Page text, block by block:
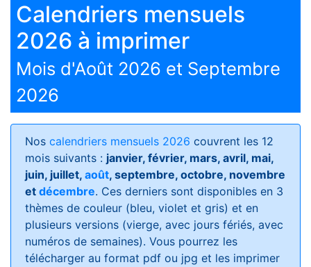
Calendriers mensuels
2026 à imprimer
Mois d'Août 2026 et Septembre
2026
Nos calendriers mensuels 2026 couvrent les 12
mois suivants : janvier, février, mars, avril, mai,
juin, juillet, août, septembre, octobre, novembre
et décembre. Ces derniers sont disponibles en 3
thèmes de couleur (bleu, violet et gris) et en
plusieurs versions (vierge, avec jours fériés, avec
numéros de semaines). Vous pourrez les
télécharger au format pdf ou jpg et les imprimer